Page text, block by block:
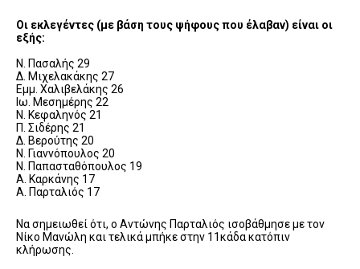
Οι εκλεγέντες (με βάση τους ψήφους που έλαβαν) είναι οι
εξής:
Ν. Πασαλής 29
Δ. Μιχελακάκης 27
Εμμ. Χαλιβελάκης 26
Ιω. Μεσημέρης 22
Ν. Κεφαληνός 21
Π. Σιδέρης 21
Δ. Βερούτης 20
Ν. Γιαννόπουλος 20
Ν. Παπασταθόπουλος 19
Α. Καρκάνης 17
Α. Παρταλιός 17
Να σημειωθεί ότι, ο Αντώνης Παρταλιός ισοβάθμησε με τον
Νίκο Μανώλη και τελικά μπήκε στην 11κάδα κατόπιν
κλήρωσης.